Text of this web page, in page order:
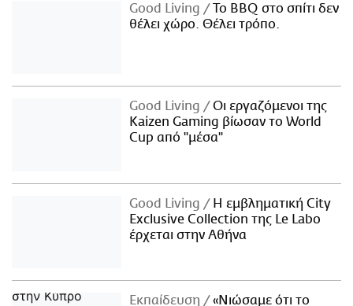
Good Living
Το BBQ στο σπίτι δεν
θέλει χώρο. Θέλει τρόπο.
Good Living
Οι εργαζόμενοι της
Kaizen Gaming βίωσαν το World
Cup από "μέσα"
Good Living
Η εμβληματική City
Exclusive Collection της Le Labo
έρχεται στην Αθήνα
Εκπαίδευση
«Νιώσαμε ότι το